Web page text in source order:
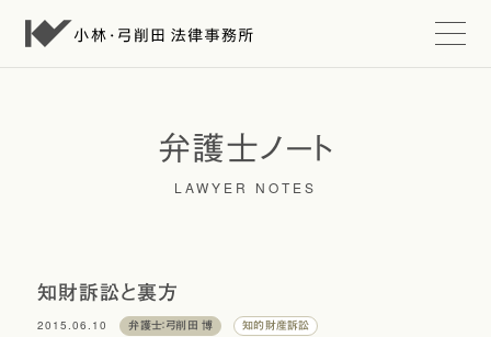
t
弁護士ノート
LAWYER NOTES
知財訴訟と裏方
2015.06.10 弁護士：弓削田 博 知的財産訴訟